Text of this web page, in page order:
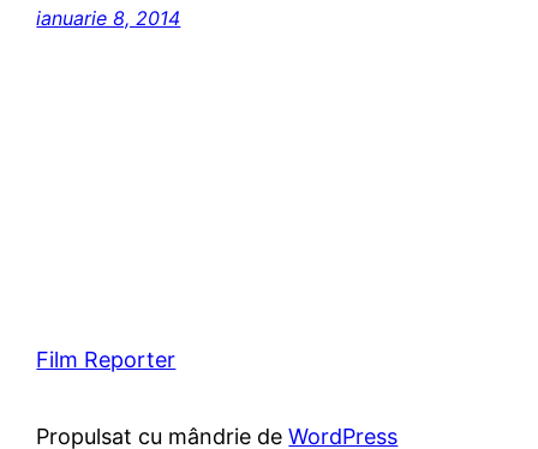
ianuarie 8, 2014
Film Reporter
Propulsat cu mândrie deWordPress